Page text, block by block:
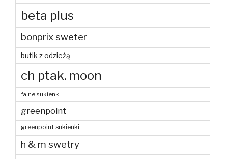
beta plus
bonprix sweter
butik z odzieżą
ch ptak. moon
fajne sukienki
greenpoint
greenpoint sukienki
h & m swetry